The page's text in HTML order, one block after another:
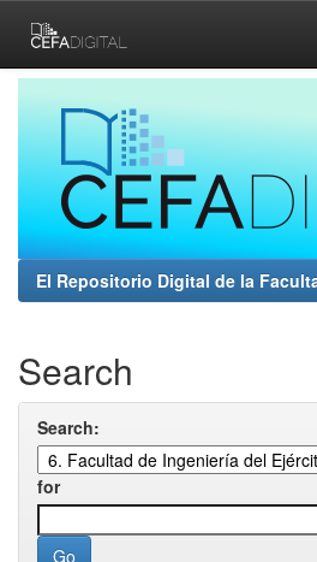
navigation
El Repositorio Digital de la
Search
Search:
for